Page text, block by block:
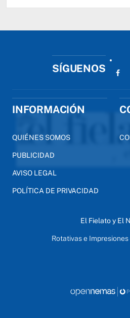
SÍGUENOS
INFORMACIÓN
QUIÉNES SOMOS
PUBLICIDAD
AVISO LEGAL
POLÍTICA DE PRIVACIDAD
El Fielato y El
Rotativas e Impresiones